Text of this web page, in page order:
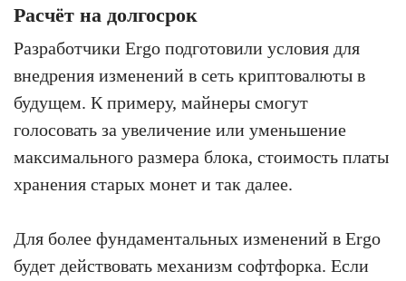
Расчёт на долгосрок
Разработчики Ergo подготовили условия для
внедрения изменений в сеть криптовалюты в
будущем. К примеру, майнеры смогут
голосовать за увеличение или уменьшение
максимального размера блока, стоимость платы
хранения старых монет и так далее.
Для более фундаментальных изменений в Ergo
будет действовать механизм софтфорка. Если